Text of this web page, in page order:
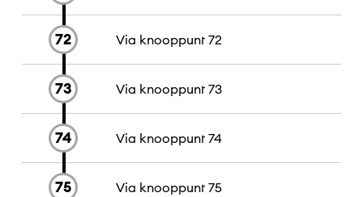
72 Via knooppunt 72
73 Via knooppunt 73
74 Via knooppunt 74
75 Via knooppunt 75